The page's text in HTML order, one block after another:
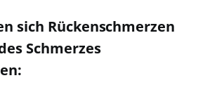
sich Rückenschmerzen
Schmerzes